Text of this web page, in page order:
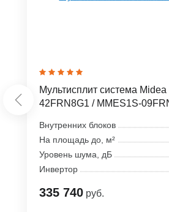
Мультисплит система
42FRN8G1 / MMES1S-
Внутренних блоков
На площадь до, м²
Уровень шума, дБ
Инвертор
335 740 руб.